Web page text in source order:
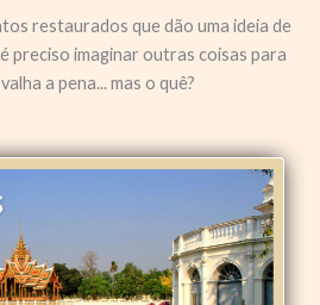
restaurados que dão uma ideia de
preciso imaginar outras coisas para
a pena... mas o quê?